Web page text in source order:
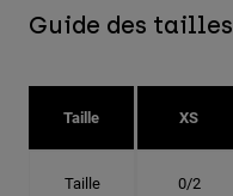
Guide des tailles
Taille XS
Taille 0/2